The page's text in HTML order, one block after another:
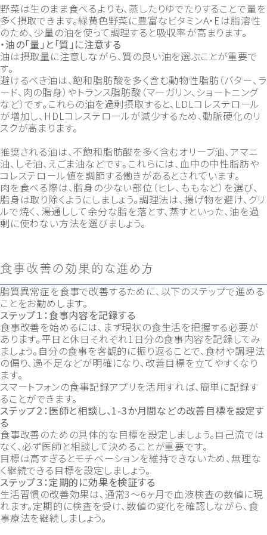
野菜は生のまま食べるよりも、蒸したりゆでたりすることで量を
多く摂取できます。緑黄色野菜に豊富なビタミンA・Eは脂溶性
のため、少量の油を使って調理すると吸収率が高まります。
・油の「量」と「質」に注意する
油は摂取量に注意しながら、質の良い油を選ぶことが重要で
す。
避けるべき油は、飽和脂肪酸を多く含む動物性脂肪（バター、ラ
ード、肉の脂身）やトランス脂肪酸（マーガリン、ショートニング
など）です。これらの油を過剰摂取すると、LDLコレステロール
が増加し、HDLコレステロールが減少するため、動脈硬化のリ
スクが高まります。
推奨される油は、不飽和脂肪酸を多く含むオリーブ油、アマニ
油、しそ油、えごま油などです。これらには、血中の中性脂肪や
コレステロール値を調節する働きがあるとされています。
肉を食べる際は、脂身の少ない部位（ヒレ、ももなど）を選び、
脂身は取り除くようにしましょう。調理法は、揚げ物を避け、グリ
ルで焼く、湯通しして余分な脂を落とす、蒸すといった、油を過
剰に使わない方法を選びましょう。
食事改善の効果的な進め方
脂質異常症を食事で改善するために、以下のステップで進める
ことをお勧めします。
ステップ１：食事内容を記録する
食事改善を始めるには、まず現状の食生活を把握する必要が
あります。平日と休日それぞれ1日分の食事内容を記録してみ
ましょう。自分の食事を客観的に振り返ることで、食材や調理法
の偏り、過不足などが明確になり、改善目標を立てやすくなり
ます。
スマートフォンの食事記録アプリを活用すれば、簡単に記録す
ることができます。
ステップ２：医師と相談し、1-3か月間などの改善目標を設定す
る
食事改善のための具体的な目標を設定しましょう。自己流では
なく、必ず医師と相談して決めることが重要です。
目標は高すぎるとモチベーションを維持できないため、無理な
く継続できる目標を設定しましょう。
ステップ３：定期的に効果を検証する
生活習慣の改善効果は、通常3〜6ヶ月で血液検査の数値に現
れます。定期的に検査を受け、数値の変化を確認しながら、食
事療法を継続しましょう。